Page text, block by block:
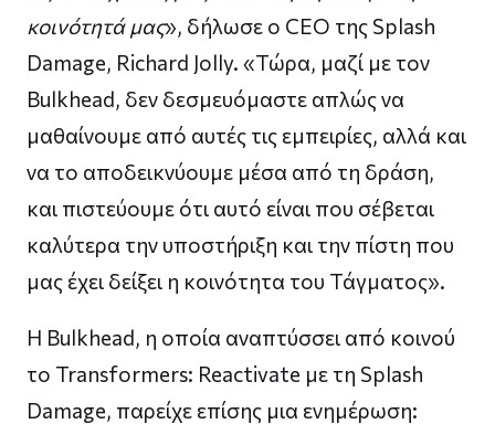
κοινότητά μας», δήλωσε ο CEO της Splash
Damage, Richard Jolly. «Τώρα, μαζί με τον
Bulkhead, δεν δεσμευόμαστε απλώς να
μαθαίνουμε από αυτές τις εμπειρίες, αλλά και
να το αποδεικνύουμε μέσα από τη δράση,
και πιστεύουμε ότι αυτό είναι που σέβεται
καλύτερα την υποστήριξη και την πίστη που
μας έχει δείξει η κοινότητα του Τάγματος».
Η Bulkhead, η οποία αναπτύσσει από κοινού
το Transformers: Reactivate με τη Splash
Damage, παρείχε επίσης μια ενημέρωση: